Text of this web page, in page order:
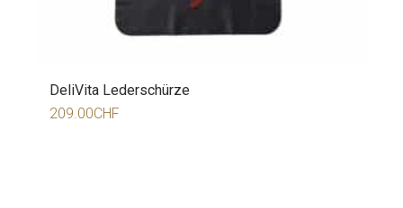
DeliVita Lederschürze
209.00CHF